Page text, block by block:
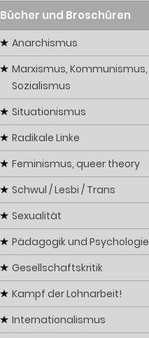
Bücher und Broschüren
Anarchismus
Marxismus, Kommunismus,
Sozialismus
Situationismus
Radikale Linke
Feminismus, queer theory
Schwul / Lesbi / Trans
Sexualität
Pädagogik und Psychologie
Gesellschaftskritik
Kampf der Lohnarbeit!
Internationalismus